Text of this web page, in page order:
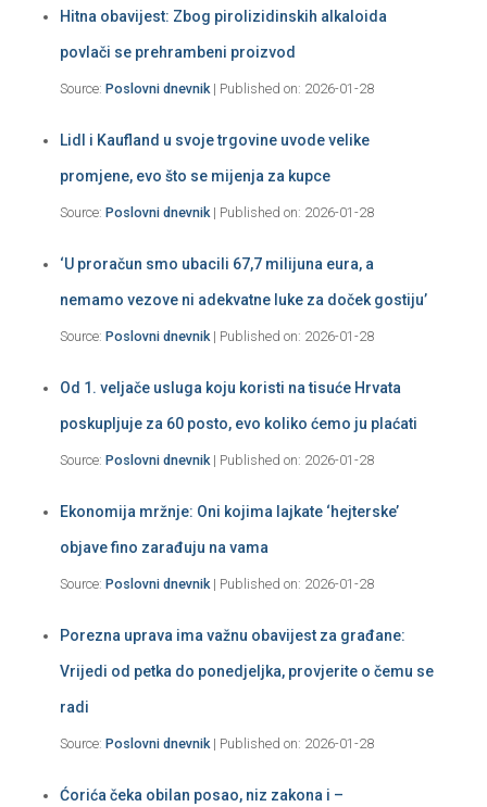
Hitna obavijest: Zbog pirolizidinskih alkaloida
povlači se prehrambeni proizvod
Source: Poslovni dnevnik Published on: 2026-01-28
Lidl i Kaufland u svoje trgovine uvode velike
promjene, evo što se mijenja za kupce
Source: Poslovni dnevnik Published on: 2026-01-28
‘U proračun smo ubacili 67,7 milijuna eura, a
nemamo vezove ni adekvatne luke za doček gostiju’
Source: Poslovni dnevnik Published on: 2026-01-28
Od 1. veljače usluga koju koristi na tisuće Hrvata
poskupljuje za 60 posto, evo koliko ćemo ju plaćati
Source: Poslovni dnevnik Published on: 2026-01-28
Ekonomija mržnje: Oni kojima lajkate ‘hejterske’
objave fino zarađuju na vama
Source: Poslovni dnevnik Published on: 2026-01-28
Porezna uprava ima važnu obavijest za građane:
Vrijedi od petka do ponedjeljka, provjerite o čemu se
radi
Source: Poslovni dnevnik Published on: 2026-01-28
Ćorića čeka obilan posao, niz zakona i –